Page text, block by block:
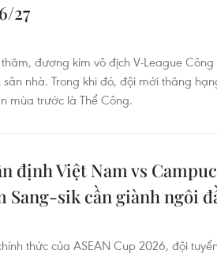
27
đương kim vô địch V-League
nhà. Trong khi đó, đội mới thăng
mùa trước là Thể Công.
định Việt Nam vs
Sang-sik cần giành ngôi
thức của ASEAN Cup 2026, đội